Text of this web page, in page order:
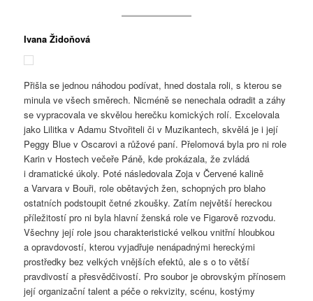
Ivana Židoňová
Přišla se jednou náhodou podívat, hned dostala roli, s kterou se
minula ve všech směrech. Nicméně se nenechala odradit a záhy
se vypracovala ve skvělou herečku komických rolí. Excelovala
jako Lilitka v Adamu Stvořiteli či v Muzikantech, skvělá je i její
Peggy Blue v Oscarovi a růžové paní. Přelomová byla pro ni role
Karin v Hostech večeře Páně, kde prokázala, že zvládá
i dramatické úkoly. Poté následovala Zoja v Červené kalině
a Varvara v Bouři, role obětavých žen, schopných pro blaho
ostatních podstoupit četné zkoušky. Zatím největší hereckou
příležitostí pro ni byla hlavní ženská role ve Figarově rozvodu.
Všechny její role jsou charakteristické velkou vnitřní hloubkou
a opravdovostí, kterou vyjadřuje nenápadnými hereckými
prostředky bez velkých vnějších efektů, ale s o to větší
pravdivostí a přesvědčivostí. Pro soubor je obrovským přínosem
její organizační talent a péče o rekvizity, scénu, kostýmy